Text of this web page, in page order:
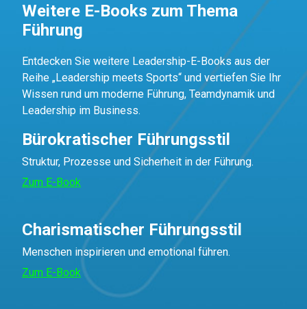
Weitere E-Books zum Thema
Führung
Entdecken Sie weitere Leadership-E-Books aus der
Reihe „Leadership meets Sports“ und vertiefen Sie Ihr
Wissen rund um moderne Führung, Teamdynamik und
Leadership im Business.
Bürokratischer Führungsstil
Struktur, Prozesse und Sicherheit in der Führung.
Zum E-Book
Charismatischer Führungsstil
Menschen inspirieren und emotional führen.
Zum E-Book